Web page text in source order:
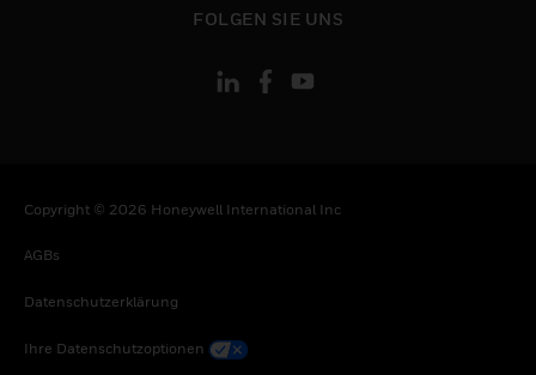
FOLGEN SIE UNS
Copyright © 2026 Honeywell International Inc
AGBs
Datenschutzerklärung
Ihre Datenschutzoptionen